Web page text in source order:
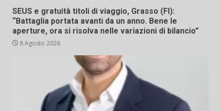
SEUS e gratuità titoli di viaggio, Grasso (FI):
“Battaglia portata avanti da un anno. Bene le
aperture, ora si risolva nelle variazioni di bilancio”
8 Agosto 2026